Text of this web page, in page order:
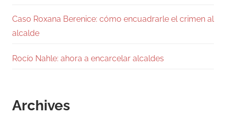
Caso Roxana Berenice: cómo encuadrarle el crimen al
alcalde
Rocío Nahle: ahora a encarcelar alcaldes
Archives